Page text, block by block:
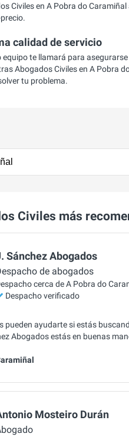
Civiles en A Pobra do Caramiñal
calidad de servicio
equipo te llamará para asegurarse
Abogados Civiles en A Pobra
tu problema.
Civiles más
Sánchez Abogados
de abogados
cerca de A Pobra do
Despacho verificado
pueden ayudarte si estás
Abogados estás en buenas
Mosteiro Durán